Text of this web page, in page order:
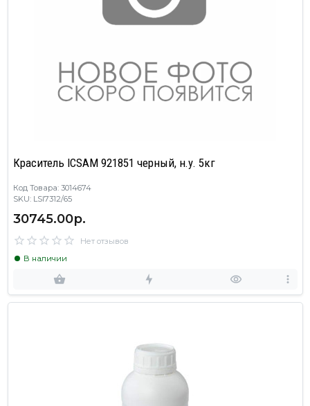
Краситель ICSAM 921851 черный, н.у. 5кг
Код Товара: 3014674
SKU: LSI7312/65
30745.00р.
Нет отзывов
В наличии